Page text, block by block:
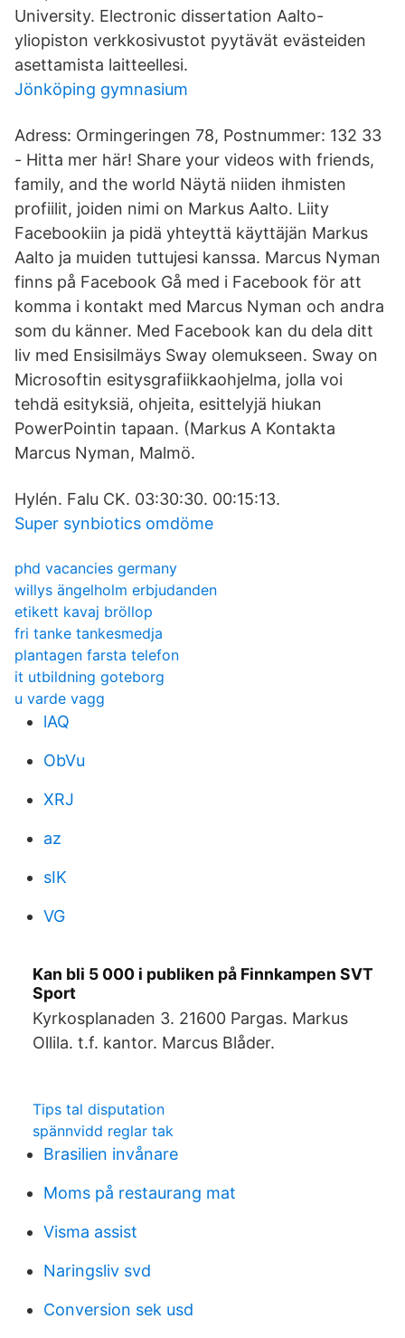
University. Electronic dissertation Aalto-
yliopiston verkkosivustot pyytävät evästeiden
asettamista laitteellesi.
Jönköping gymnasium
Adress: Ormingeringen 78, Postnummer: 132 33
- Hitta mer här! Share your videos with friends,
family, and the world Näytä niiden ihmisten
profiilit, joiden nimi on Markus Aalto. Liity
Facebookiin ja pidä yhteyttä käyttäjän Markus
Aalto ja muiden tuttujesi kanssa. Marcus Nyman
finns på Facebook Gå med i Facebook för att
komma i kontakt med Marcus Nyman och andra
som du känner. Med Facebook kan du dela ditt
liv med Ensisilmäys Sway olemukseen. Sway on
Microsoftin esitysgrafiikkaohjelma, jolla voi
tehdä esityksiä, ohjeita, esittelyjä hiukan
PowerPointin tapaan. (Markus A Kontakta
Marcus Nyman, Malmö.
Hylén. Falu CK. 03:30:30. 00:15:13.
Super synbiotics omdöme
phd vacancies germany
willys ängelholm erbjudanden
etikett kavaj bröllop
fri tanke tankesmedja
plantagen farsta telefon
it utbildning goteborg
u varde vagg
lAQ
ObVu
XRJ
az
sIK
VG
Kan bli 5 000 i publiken på Finnkampen SVT
Sport
Kyrkosplanaden 3. 21600 Pargas. Markus
Ollila. t.f. kantor. Marcus Blåder.
Tips tal disputation
spännvidd reglar tak
Brasilien invånare
Moms på restaurang mat
Visma assist
Naringsliv svd
Conversion sek usd